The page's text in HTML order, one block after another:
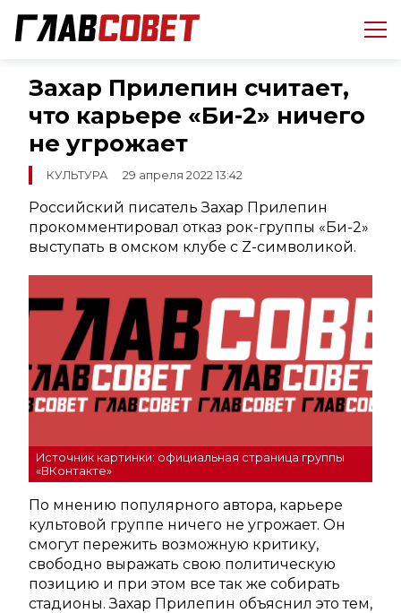
Захар Прилепин считает,
что карьере «Би-2» ничего
не угрожает
КУЛЬТУРА 29 апреля 2022 13:42
Российский писатель Захар Прилепин
прокомментировал отказ рок-группы «Би-2»
выступать в омском клубе с Z-символикой.
Источник картинки: официальная страница группы
«ВКонтакте»
По мнению популярного автора, карьере
культовой группе ничего не угрожает. Он
смогут пережить возможную критику,
свободно выражать свою политическую
позицию и при этом все так же собирать
стадионы. Захар Прилепин объяснил это тем,